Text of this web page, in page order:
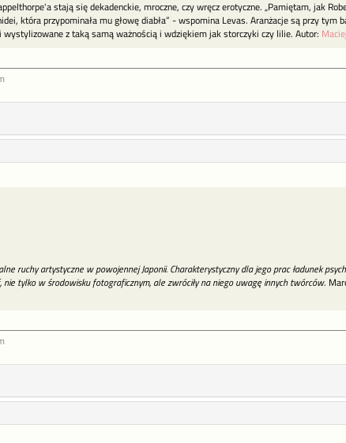
stają się dekadenckie, mroczne, czy wręcz erotyczne. „Pamiętam, jak
która przypominała mu głowę diabła” - wspomina Levas. Aranżacje są przy tym
z taką samą ważnością i wdziękiem jak storczyki czy lilie. Autor:
ruchy artystyczne w powojennej Japonii. Charakterystyczny dla jego prac ładunek
tylko w środowisku fotograficznym, ale zwróciły na niego uwagę innych twórców.